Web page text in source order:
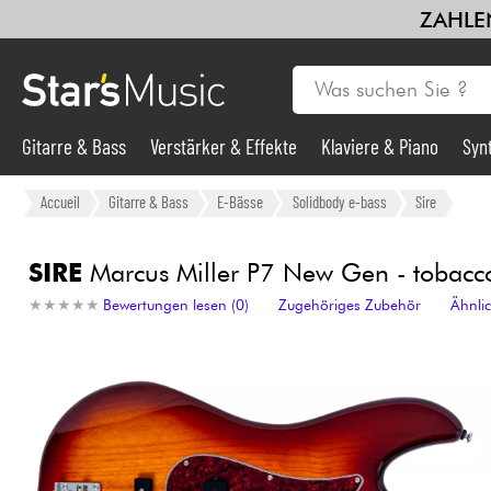
Gitarre & Bass
Synths & samplers
Licht
Violinen & Quartett
Gitarre & Bass Verstärker & Effekte Klaviere & Piano
Accueil Gitarre & Bass E-Bässe Solidbody e-bass Sire
SIRE Marcus Miller P7 New Gen -
★ ★ ★ ★ ★
★ ★ ★ ★ ★ Bewertungen lesen (0) Zugehöriges Zubehör